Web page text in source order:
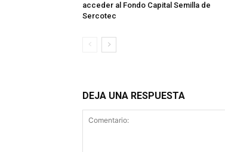
acceder al Fondo Capital Semilla de
Sercotec
DEJA UNA RESPUESTA